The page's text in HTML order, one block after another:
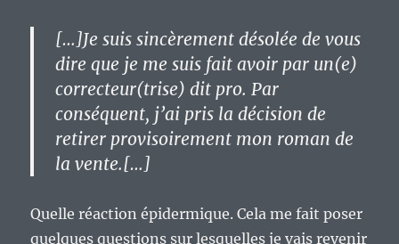
[…]Je suis sincèrement désolée de vous
dire que je me suis fait avoir par un(e)
correcteur(trise) dit pro. Par
conséquent, j’ai pris la décision de
retirer provisoirement mon roman de
la vente.[…]
Quelle réaction épidermique. Cela me fait poser
quelques questions sur lesquelles je vais revenir